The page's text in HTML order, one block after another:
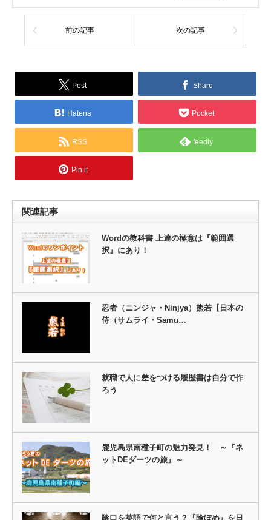
前の記事 次の記事
Post Share
Hatena Pocket
RSS feedly
Pin it
関連記事
Wordの教科書 上達の極意は『範囲選
択』にあり！
忍者（ニンジャ・Ninjya）熊若【日本の
侍（サムライ・Samu…
就職で人に差をつける履歴書は自分で作
ろう
鹿児島県南種子町の魅力発見！ ～『ネ
ットDEダーツの旅』～
陰口を英語で何と言う？『陰ぼめ』を日